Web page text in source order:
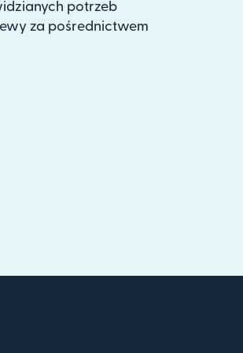
potrzeb
za pośrednictwem